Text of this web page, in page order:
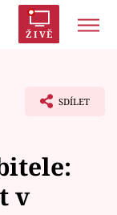
ŽIVĚ
SDÍLET
v